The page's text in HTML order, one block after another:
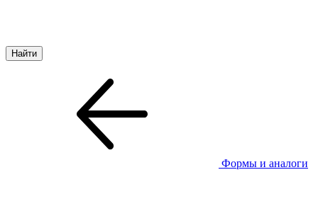
Формы и аналоги